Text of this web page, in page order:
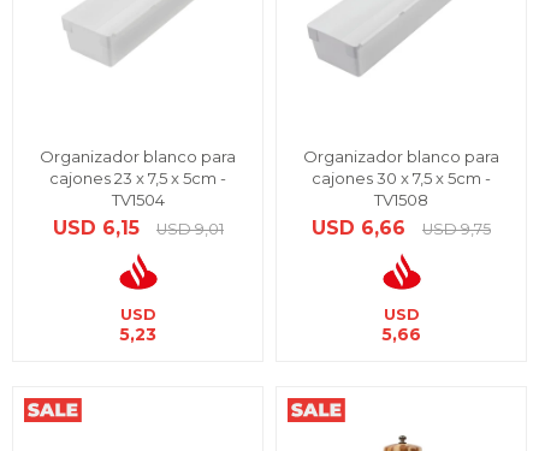
Organizador blanco para
cajones 23 x 7,5 x 5cm -
TV1504
USD 6,15 USD 9,01
USD
5,23
Organizador blanco para
cajones 30 x 7,5 x 5cm -
TV1508
USD 6,66 USD 9,75
USD
5,66